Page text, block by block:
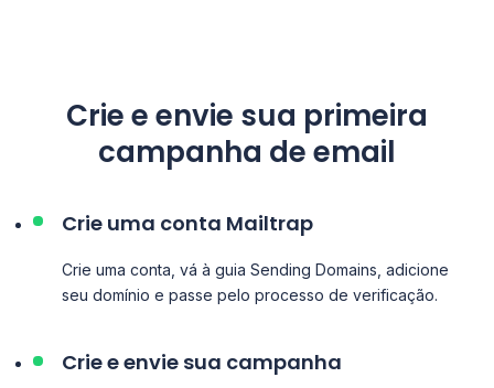
Crie e envie sua primeira
campanha de email
Crie uma conta Mailtrap
Crie uma conta, vá à guia Sending Domains, adicione
seu domínio e passe pelo processo de verificação.
Crie e envie sua campanha